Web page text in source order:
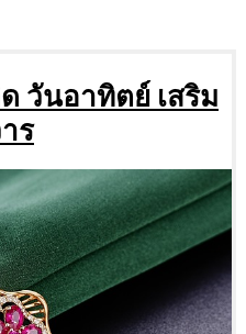
วันอาทิตย์ เสริม
ร